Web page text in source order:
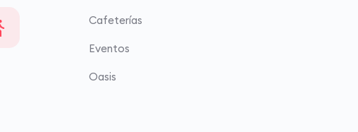
Cafeterías
Eventos
Oasis